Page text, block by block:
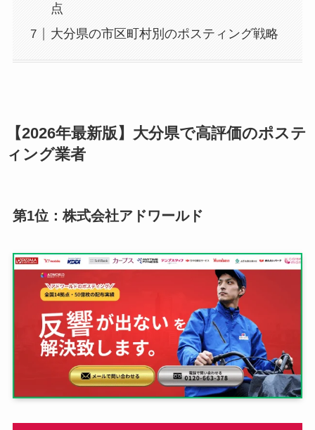
点
大分県の市区町村別のポスティング戦略
【2026年最新版】大分県で高評価のポステ
ィング業者
第1位：株式会社アドワールド